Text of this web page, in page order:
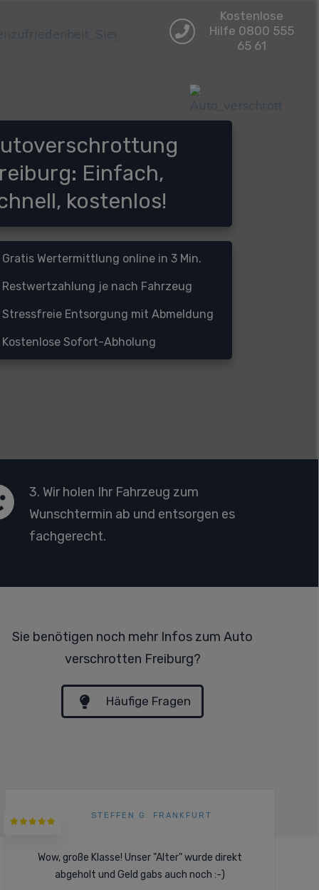
Kostenlose
Hilfe 0800 555
65 61
Einfach,
kostenlos!
Gratis Wertermittlung online in 3 Min.
Restwertzahlung je nach Fahrzeug
Stressfreie Entsorgung mit Abmeldung
Kostenlose Sofort-Abholung
3. Wir holen Ihr Fahrzeug zum
Wunschtermin ab und entsorgen es
fachgerecht.
Sie benötigen noch mehr Infos zum Auto
verschrotten Freiburg?
Häufige Fragen
STEFFEN G. FRANKFURT
Wow, große Klasse! Unser "Alter" wurde direkt
abgeholt und Geld gabs auch noch :-)